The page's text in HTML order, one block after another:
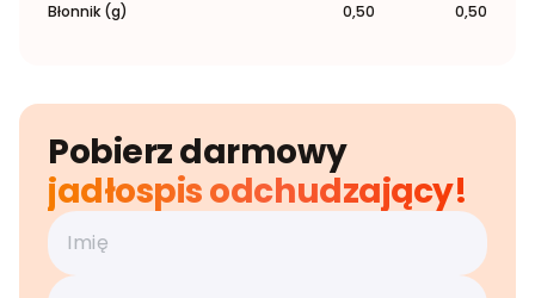
Błonnik (g) 0,50 0,50
Pobierz darmowy
jadłospis odchudzający!